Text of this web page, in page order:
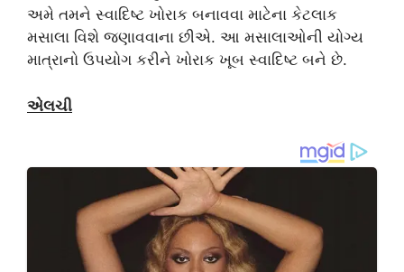
અમે તમને સ્વાદિષ્ટ ખોરાક બનાવવા માટેના કેટલાક
મસાલા વિશે જણાવવાના છીએ. આ મસાલાઓની યોગ્ય
માત્રાનો ઉપયોગ કરીને ખોરાક ખૂબ સ્વાદિષ્ટ બને છે.
એલચી